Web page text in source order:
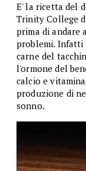
E' la ricetta del
Trinity College
prima di andare
problemi.
carne del
l'ormone del
calcio e
produzione di
sonno.